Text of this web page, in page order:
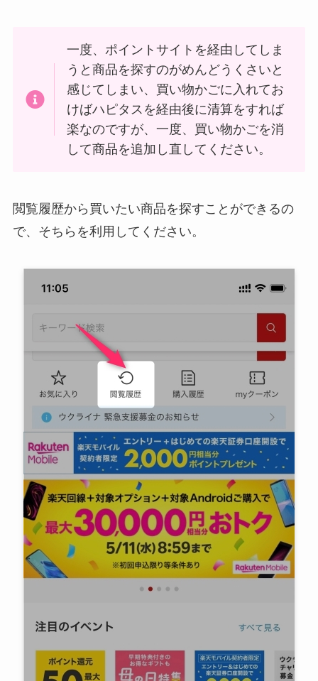
一度、ポイントサイトを経由してしま
うと商品を探すのがめんどうくさいと
感じてしまい、買い物かごに入れてお
けばハピタスを経由後に清算をすれば
楽なのですが、一度、買い物かごを消
して商品を追加し直してください。
閲覧履歴から買いたい商品を探すことができるの
で、そちらを利用してください。